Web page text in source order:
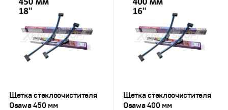
Щетка стеклоочистителя
Osawa 450 мм
Щетка стеклоочистителя
Osawa 400 мм